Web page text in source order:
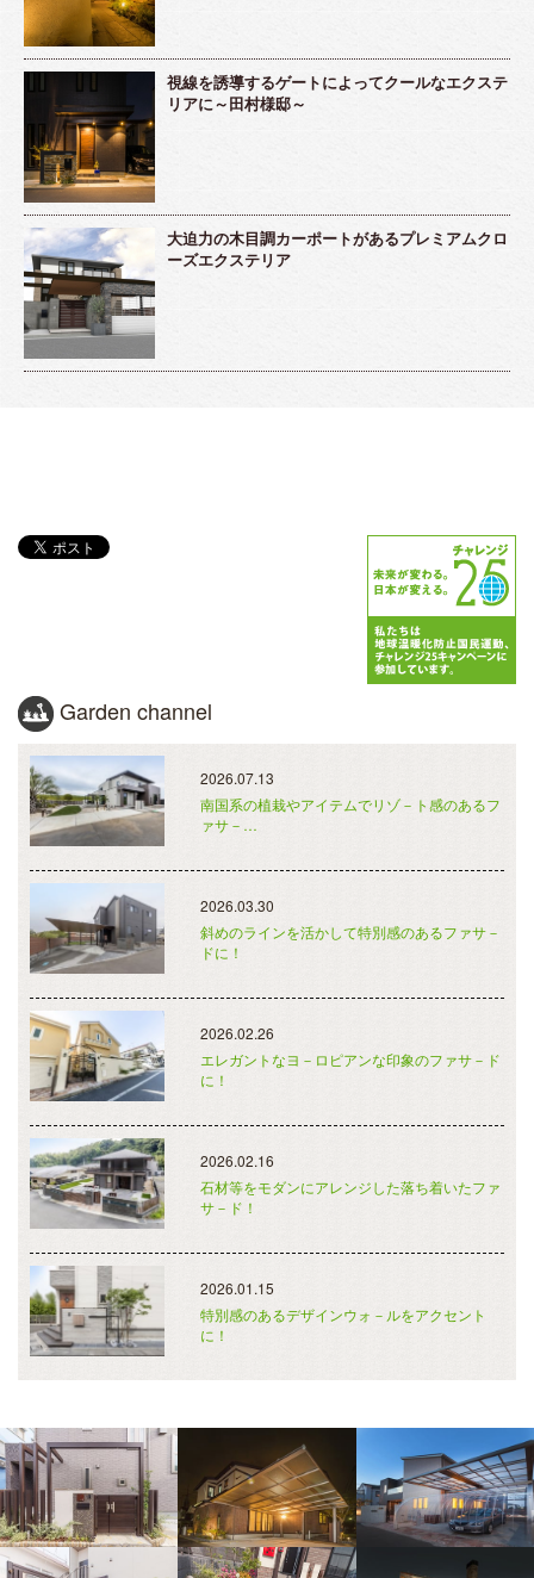
視線を誘導するゲートによってクールなエクステ
リアに～田村様邸～
大迫力の木目調カーポートがあるプレミアムクロ
ーズエクステリア
Garden channel
2026.07.13
南国系の植栽やアイテムでリゾ－ト感のあるフ
ァサ－…
2026.03.30
斜めのラインを活かして特別感のあるファサ－
ドに！
2026.02.26
エレガントなヨ－ロピアンな印象のファサ－ド
に！
2026.02.16
石材等をモダンにアレンジした落ち着いたファ
サ－ド！
2026.01.15
特別感のあるデザインウォ－ルをアクセント
に！